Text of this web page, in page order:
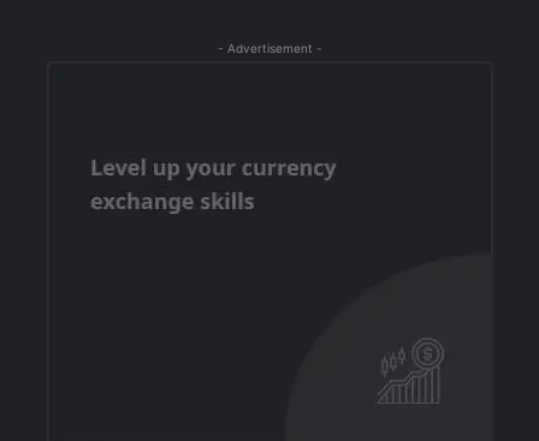
- Advertisement -